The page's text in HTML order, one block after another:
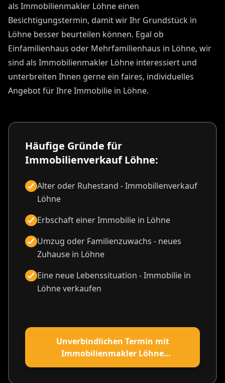
als Immobilienmakler Löhne einen
Besichtigungstermin, damit wir Ihr Grundstück in
Löhne besser beurteilen können. Egal ob
Einfamilienhaus oder Mehrfamilienhaus in Löhne, wir
sind als Immobilienmakler Löhne interessiert und
unterbreiten Ihnen gerne ein faires, individuelles
Angebot für Ihre Immobilie in Löhne.
Häufige Gründe für
Immobilienverkauf Löhne:
Alter oder Ruhestand - Immobilienverkauf
Löhne
Erbschaft einer Immobilie in Löhne
Umzug oder Familienzuwachs - neues
Zuhause in Löhne
Eine neue Lebenssituation - Immobilie in
Löhne verkaufen
Unverbindlichen Termin mit
Immobilienmakler Löhne
vereinbaren